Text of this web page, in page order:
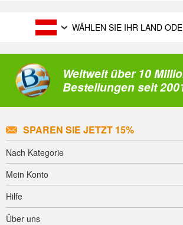
WÄHLEN SIE IHR LAND
Weltweit über 10
Bestellungen seit
SPAREN SIE JETZT 15%
Nach Kategorie
Mein Konto
Hilfe
Über uns